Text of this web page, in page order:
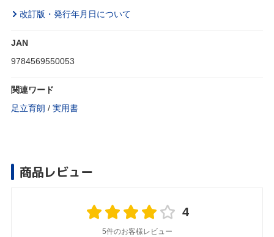
改訂版・発行年月日について
JAN
9784569550053
関連ワード
足立育朗 / 実用書
商品レビュー
4
5件のお客様レビュー